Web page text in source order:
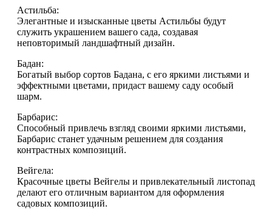
Астильба:
Элегантные и изысканные цветы Астильбы будут
служить украшением вашего сада, создавая
неповторимый ландшафтный дизайн.
Бадан:
Богатый выбор сортов Бадана, с его яркими листьями и
эффектными цветами, придаст вашему саду особый
шарм.
Барбарис:
Способный привлечь взгляд своими яркими листьями,
Барбарис станет удачным решением для создания
контрастных композиций.
Вейгела:
Красочные цветы Вейгелы и привлекательный листопад
делают его отличным вариантом для оформления
садовых композиций.